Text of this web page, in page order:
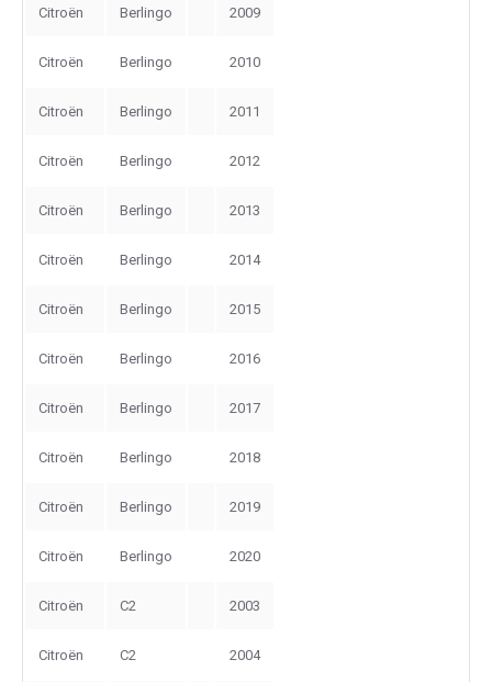
Citroën Berlingo 2009
Citroën Berlingo 2010
Citroën Berlingo 2011
Citroën Berlingo 2012
Citroën Berlingo 2013
Citroën Berlingo 2014
Citroën Berlingo 2015
Citroën Berlingo 2016
Citroën Berlingo 2017
Citroën Berlingo 2018
Citroën Berlingo 2019
Citroën Berlingo 2020
Citroën C2 2003
Citroën C2 2004